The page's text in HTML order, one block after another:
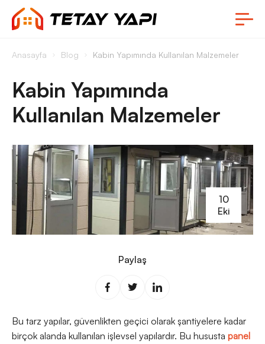
Anasayfa Blog Kabin Yapımında Kullanılan Malzemeler
Kabin Yapımında
Kullanılan Malzemeler
10
Eki
Paylaş
Bu tarz yapılar, güvenlikten geçici olarak şantiyelere kadar
birçok alanda kullanılan işlevsel yapılardır. Bu hususta panel